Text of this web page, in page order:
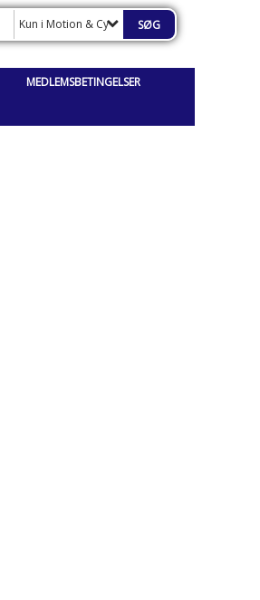
Kun i Motion & Cycling
MEDLEMSBETINGELSER